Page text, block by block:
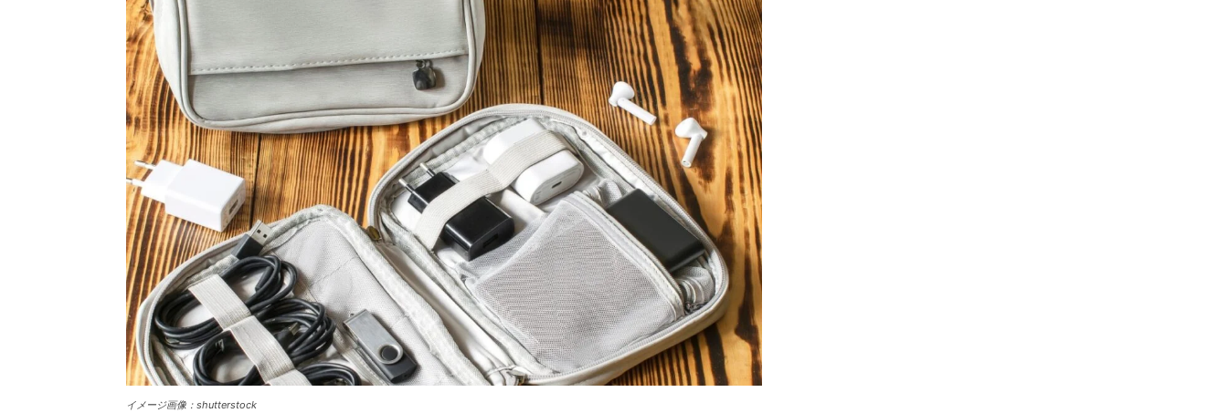
イメージ画像：shutterstock